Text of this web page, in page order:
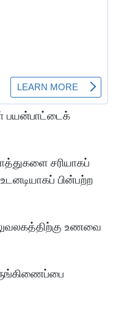
பயன்பாட்டைக்
சரியாகப்
பின்பற்ற
உணவை